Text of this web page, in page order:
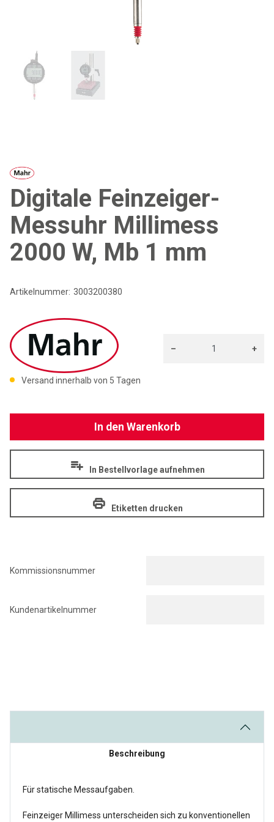
Digitale Feinzeiger-
Messuhr Millimess
2000 W, Mb 1 mm
Artikelnummer: 3003200380
Versand innerhalb von 5 Tagen
Kommissionsnummer
Kundenartikelnummer
– +
In den Warenkorb
In Bestellvorlage aufnehmen
Etiketten drucken
Beschreibung
Für statische Messaufgaben.
Feinzeiger Millimess unterscheiden sich zu konventionellen